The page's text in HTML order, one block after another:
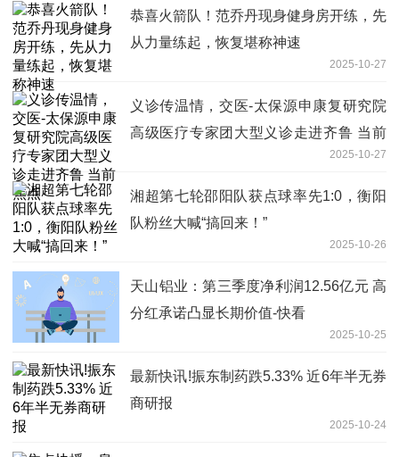
恭喜火箭队！范乔丹现身健身房开练，先
从力量练起，恢复堪称神速
2025-10-27
义诊传温情，交医-太保源申康复研究院
高级医疗专家团大型义诊走进齐鲁 当前
2025-10-27
湘超第七轮邵阳队获点球率先1:0，衡阳
队粉丝大喊“搞回来！”
2025-10-26
天山铝业：第三季度净利润12.56亿元 高
分红承诺凸显长期价值-快看
2025-10-25
最新快讯!振东制药跌5.33% 近6年半无券
商研报
2025-10-24